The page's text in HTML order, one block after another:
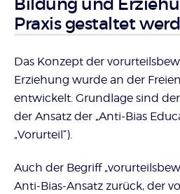
Praxis gestaltet
Das Konzept der
Erziehung wurde an der
entwickelt. Grundlage sind der
der Ansatz der „Anti-Bias
„Vorurteil“).
Auch der Begriff
Anti-Bias-Ansatz zurück, der